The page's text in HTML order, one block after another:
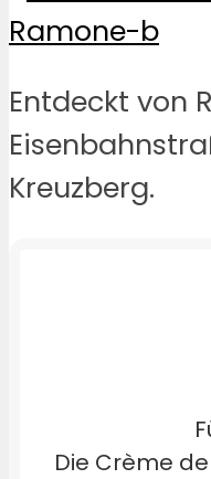
Entdeckt von
Kreuzberg.
Die Crème